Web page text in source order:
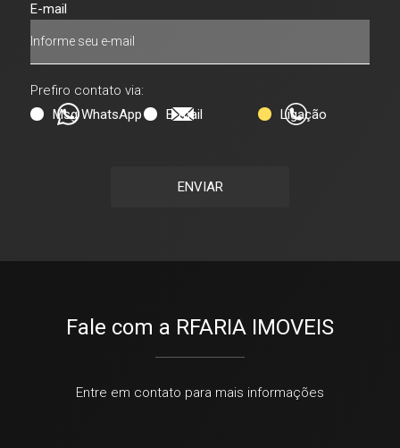
E-mail
Prefiro contato via:
Msg WhatsApp
E-mail Ligação
ENVIAR
Fale com a RFARIA IMOVEIS
Entre em contato para mais informações